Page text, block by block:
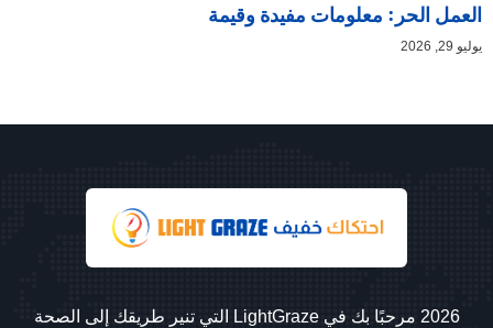
العمل الحر: معلومات مفيدة وقيمة
يوليو 29, 2026
2026 مرحبًا بك في LightGraze التي تنير طريقك إلى الصحة